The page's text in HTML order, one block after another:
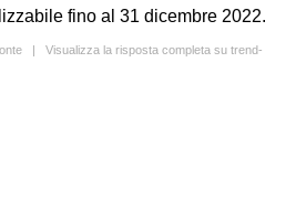
fino al 31 dicembre 2022.
| Visualizza la risposta completa su trend-